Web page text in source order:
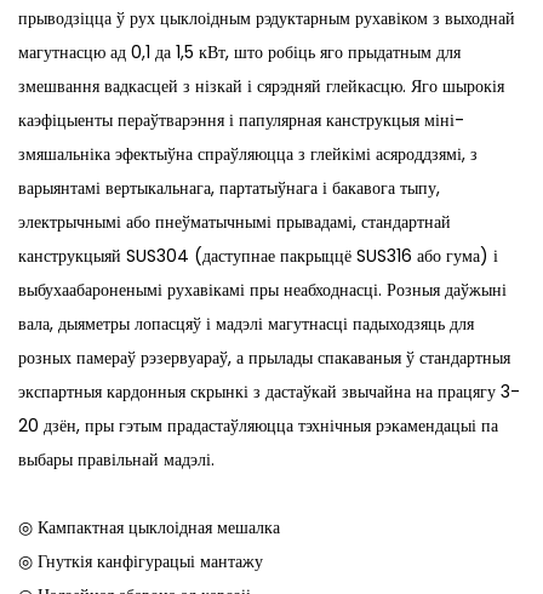
прыводзіцца ў рух цыклоідным рэдуктарным рухавіком з выходнай
магутнасцю ад 0,1 да 1,5 кВт, што робіць яго прыдатным для
змешвання вадкасцей з нізкай і сярэдняй глейкасцю. Яго шырокія
каэфіцыенты пераўтварэння і папулярная канструкцыя міні-
змяшальніка эфектыўна спраўляюцца з глейкімі асяроддзямі, з
варыянтамі вертыкальнага, партатыўнага і бакавога тыпу,
электрычнымі або пнеўматычнымі прывадамі, стандартнай
канструкцыяй SUS304 (даступнае пакрыццё SUS316 або гума) і
выбухаабароненымі рухавікамі пры неабходнасці. Розныя даўжыні
вала, дыяметры лопасцяў і мадэлі магутнасці падыходзяць для
розных памераў рэзервуараў, а прылады спакаваныя ў стандартныя
экспартныя кардонныя скрынкі з дастаўкай звычайна на працягу 3-
20 дзён, пры гэтым прадастаўляюцца тэхнічныя рэкамендацыі па
выбары правільнай мадэлі.
◎ Кампактная цыклоідная мешалка
◎ Гнуткія канфігурацыі мантажу